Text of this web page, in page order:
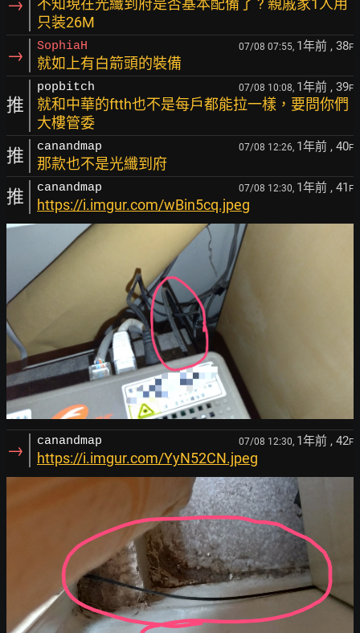
→
不知現在光纖到府是否基本配備了 ? 親戚家1人用
只装26M
→ SophiaH 07/08 07:55, 1年前 , 38F
就如上有白箭頭的裝備
推
popbitch 07/08 10:08, 1年前 , 39F
就和中華的ftth也不是每戶都能拉一樣，要問你們
大樓管委
推 canandmap 07/08 12:26, 1年前 , 40F
那款也不是光纖到府
推 canandmap 07/08 12:30, 1年前 , 41 F
https://i.imgur.com/wBin5cq.jpeg
→ canandmap 07/08 12:30, 1年前 , 42F
https://i.imgur.com/YyN52CN.jpeg